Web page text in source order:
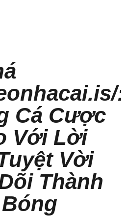
:
Cá Cược
Với Lời
Vời
Thành